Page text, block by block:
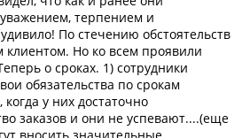
терпением и
По стечению обстоятельств
Но ко всем проявили
о сроках. 1) сотрудники
обязательства по срокам
у них достаточно
заказов и они не успевают....(еще